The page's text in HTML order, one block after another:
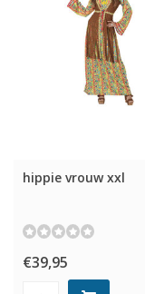
hippie vrouw xxl
€39,95